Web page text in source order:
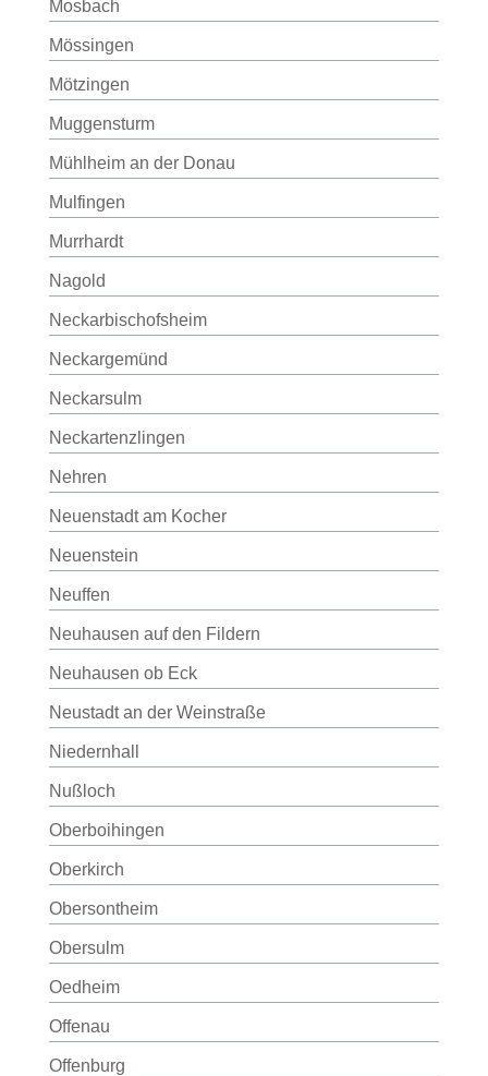
Mosbach
Mössingen
Mötzingen
Muggensturm
Mühlheim an der Donau
Mulfingen
Murrhardt
Nagold
Neckarbischofsheim
Neckargemünd
Neckarsulm
Neckartenzlingen
Nehren
Neuenstadt am Kocher
Neuenstein
Neuffen
Neuhausen auf den Fildern
Neuhausen ob Eck
Neustadt an der Weinstraße
Niedernhall
Nußloch
Oberboihingen
Oberkirch
Obersontheim
Obersulm
Oedheim
Offenau
Offenburg